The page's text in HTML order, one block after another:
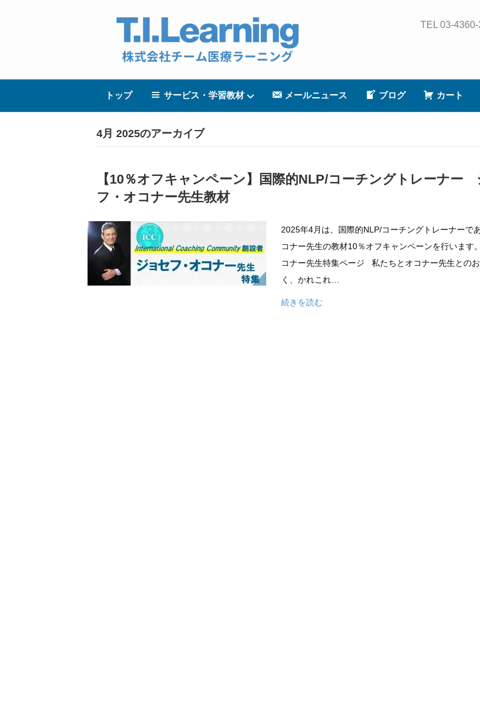
TEL 03-
トップ サービス・学習教材 メールニュース ブログ カート
4月 2025のアーカイブ
【10％オフキャンペーン】国際的NLP/コーチングトレーナー
フ・オコナー先生教材
2025年4月は、国際的NLP/コーチングトレーナーで
コナー先生の教材10％オフキャンペーンを行います
コナー先生特集ページ 私たちとオコナー先生との
く、かれこれ…
続きを読む